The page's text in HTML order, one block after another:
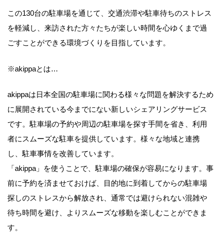
この130台の駐車場を通じて、交通渋滞や駐車待ちのストレス
を軽減し、来訪された方々たちが楽しい時間を心ゆくまで過
ごすことができる環境づくりを目指しています。
※akippaとは…
akippaは日本全国の駐車場に関わる様々な問題を解決するため
に展開されている今までにない新しいシェアリングサービス
です。駐車場の予約や周辺の駐車場を探す手間を省き、利用
者にスムーズな駐車を提供しています。様々な地域と連携
し、駐車事情を改善しています。
「akippa」を使うことで、駐車場の確保が容易になります。事
前に予約を済ませておけば、目的地に到着してからの駐車場
探しのストレスから解放され、通常では避けられない混雑や
待ち時間を避け、よりスムーズな移動を楽しむことができま
す。